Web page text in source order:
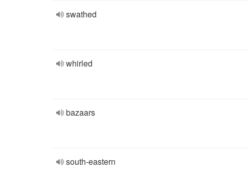
swathed
whirled
bazaars
south-eastern